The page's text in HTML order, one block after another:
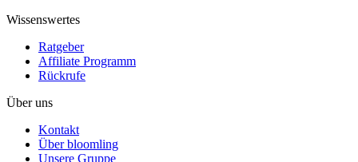
Wissenswertes
Ratgeber
Affiliate Programm
Rückrufe
Über uns
Kontakt
Über bloomling
Unsere Gruppe